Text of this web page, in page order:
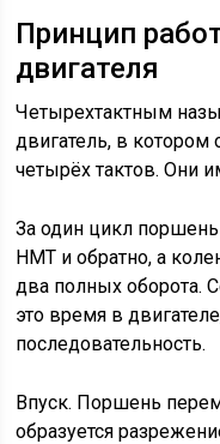
Принцип
двигателя
Четырехтактным
двигатель, в котором
четырёх тактов. Они
За один цикл
НМТ и обратно, а
два полных оборота.
это время в
последовательность.
Впуск. Поршень
образуется